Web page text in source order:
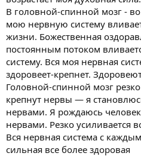
В головной-спинной мозг -
мою нервную систему
жизни. Божественная
постоянным потоком
систему. Вся моя нервная
здоровеет-крепнет.
Головной-спинной мозг
крепнут нервы — я
нервами. Я рождаюсь
нервами. Резко усиливается
Вся нервная система с
сильная все более здоровая